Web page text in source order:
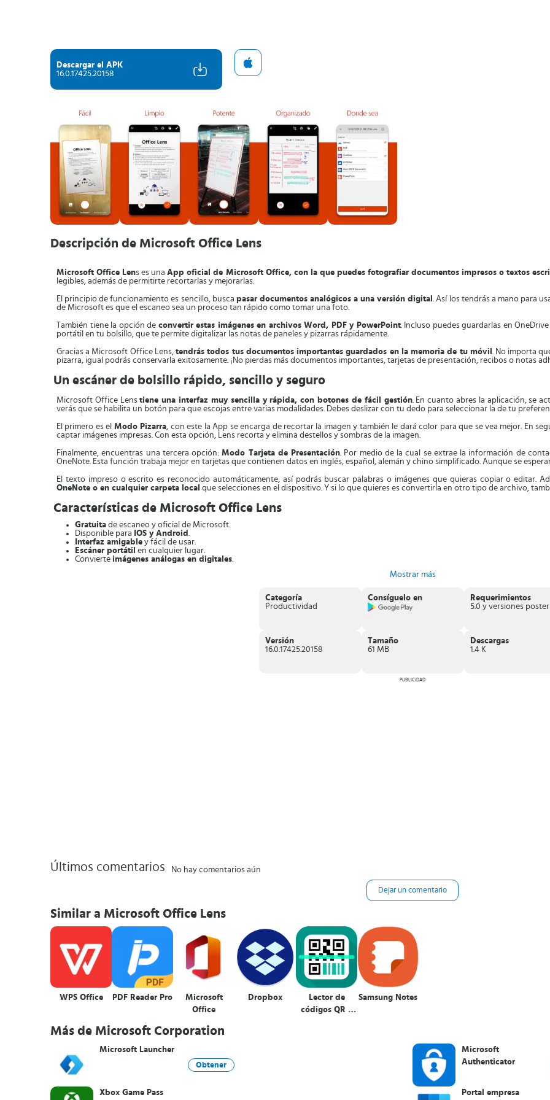
Descargar el APK
16.0.17425.20158
Descripción de Microsoft Office Lens
Microsoft Office Lens es unaApp oficial de Microsoft Office, con la que puedes fotografiar documentos impresos o textos
legibles, además de permitirte recortarlas y mejorarlas.
El principio de funcionamiento es sencillo, busca pasar documentos analógicos a una versión digital. Así los tendrás a mano para
de Microsoft es que el escaneo sea un proceso tan rápido como tomar una foto.
También tiene la opción de convertir estas imágenes en archivos Word, PDF y PowerPoint. Incluso puedes guardarlas en
portátil en tu bolsillo, que te permite digitalizar las notas de paneles y pizarras rápidamente.
Gracias a Microsoft Office Lens,tendrás todos tus documentos importantes guardados en la memoria de tu móvil . No importa
pizarra, igual podrás conservarla exitosamente. ¡No pierdas más documentos importantes, tarjetas de presentación, recibos o notas
Un escáner de bolsillo rápido, sencillo y seguro
Microsoft Office Lenstiene una interfaz muy sencilla y rápida, con botones de fácil gestión. En cuanto abres la aplicación, se
verás que se habilita un botón para que escojas entre varias modalidades. Debes deslizar con tu dedo para seleccionar la de tu
El primero es el Modo Pizarra, con este la App se encarga de recortar la imagen y también le dará color para que se vea mejor. En
captar imágenes impresas. Con esta opción, Lens recorta y elimina destellos y sombras de la imagen.
Finalmente, encuentras una tercera opción:Modo Tarjeta de Presentación. Por medio de la cual se extrae la información de
OneNote. Esta función trabaja mejor en tarjetas que contienen datos en inglés, español, alemán y chino simplificado. Aunque se
El texto impreso o escrito es reconocido automáticamente, así podrás buscar palabras o imágenes que quieras copiar o editar.
OneNote o en cualquier carpeta local que selecciones en el dispositivo. Y si lo que quieres es convertirla en otro tipo de archivo,
Características de Microsoft Office Lens
Gratuita de escaneo y oficial de Microsoft.
Disponible para IOS y Android .
Interfaz amigable y fácil de usar.
Escáner portátil en cualquier lugar.
Convierte imágenes análogas en digitales.
descargar Microsoft Office Lens, obtendrás una App que te facilitará la vida
. En segundos, captura
Mostrar más
Categoría
Productividad
Consíguelo en
Requerimientos
Versión
16.0.17425.20158
Tamaño
61 MB
Descargas
1.4 K
PUBLICIDAD
Últimos comentarios No hay comentarios aún
Dejar un comentario
Similar a Microsoft Office Lens
WPS Office PDF Reader Pro
Microsoft
Office
Dropbox
Lector de
códigos QR y
Samsung Notes
Más de Microsoft Corporation
Microsoft Launcher
Obtener
Xbox Game Pass
Microsoft
Authenticator
Portal empresa